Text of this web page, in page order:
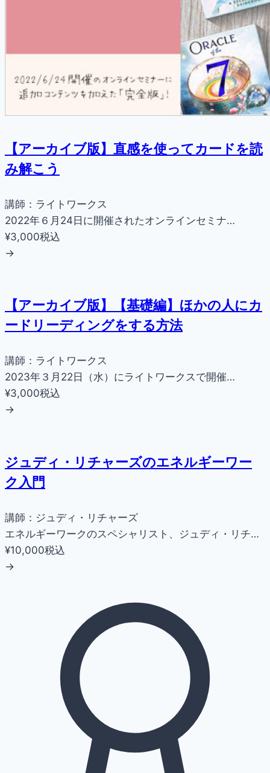
【アーカイブ版】直感を使ってカードを読
み解こう
講師：ライトワークス
2022年６月24日に開催されたオンラインセミナ…
¥3,000税込
→
【アーカイブ版】【基礎編】ほかの人にカ
ードリーディングをする方法
講師：ライトワークス
2023年３月22日（水）にライトワークスで開催…
¥3,000税込
→
ジュディ・リチャーズのエネルギーワー
ク入門
講師：ジュディ・リチャーズ
エネルギーワークのスペシャリスト、ジュディ・リチ…
¥10,000税込
→